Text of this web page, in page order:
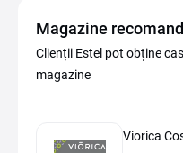
Magazine
Clienții Estel pot obține
magazine
Viorica